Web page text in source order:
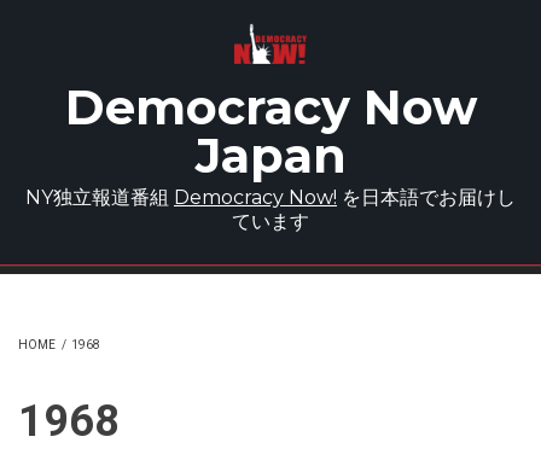
Democracy Now
Japan
NY独立報道番組 Democracy Now! を日本語でお届けし
ています
HOME / 1968
1968